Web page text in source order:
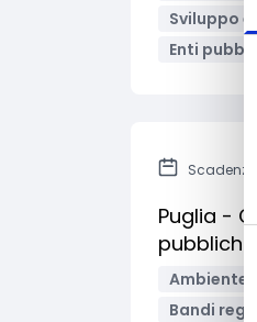
Sviluppo
Enti pubblici
Puglia -
pubbliche
Ambiente
Bandi